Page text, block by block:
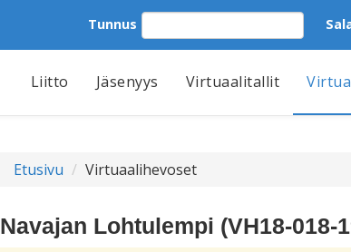
Tunnus
Liitto Jäsenyys Virtuaalitallit
Etusivu Virtuaalihevoset
Navajan Lohtulempi (VH18-018-